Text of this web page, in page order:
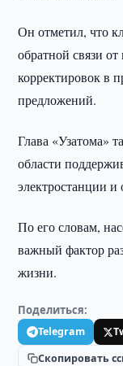
Он отметил, что
обратной связи
корректировок в
предложений.
Глава «Узатома»
области
электростанции
По его словам,
важный фактор
жизни.
Поделиться:
Telegram
Скопировать